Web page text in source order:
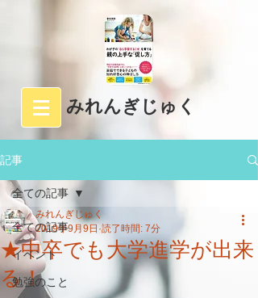
みれんぎじゅく
記事
全ての記事
イベント
勉強のこと
全ての記事
★中卒でも大学進学が出来
る！
みれんぎじゅく
2019年9月9日 読了時間: 7分